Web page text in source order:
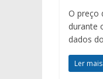
O preço
durante
dados do
Ler mais